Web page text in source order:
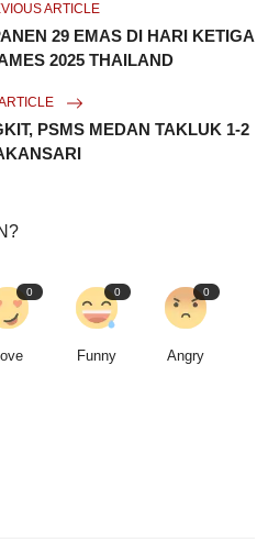
ARTICLE
29 EMAS DI HARI KETIGA
2025 THAILAND
PSMS MEDAN TAKLUK 1-2
0 0
Funny
0
Angry